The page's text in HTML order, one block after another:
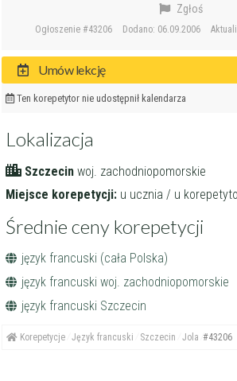
Ogłoszenie #43206 Dodano: 06.09.2006
Zgłoś
Umów lekcję
Ten korepetytor nie udostępnił kalendarza
Lokalizacja
Szczecin woj. zachodniopomorskie
Miejsce korepetycji: u ucznia / u
Średnie ceny korepetycji
język francuski (cała Polska)
język francuski woj. zachodniopomorskie
język francuski Szczecin
Korepetycje Język francuski Szczecin Jola #43206